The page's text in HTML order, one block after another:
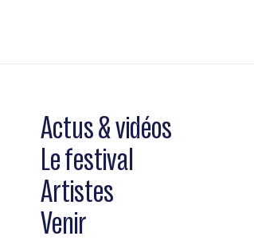
Actus & vidéos
Le festival
Artistes
Venir